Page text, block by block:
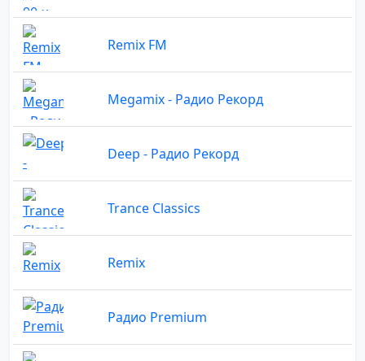
Remix FM
Megamix - Радио Рекорд
Deep - Радио Рекорд
Trance Classics
Remix
Радио Premium